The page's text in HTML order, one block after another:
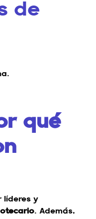
de
qué
líderes y
. Además,